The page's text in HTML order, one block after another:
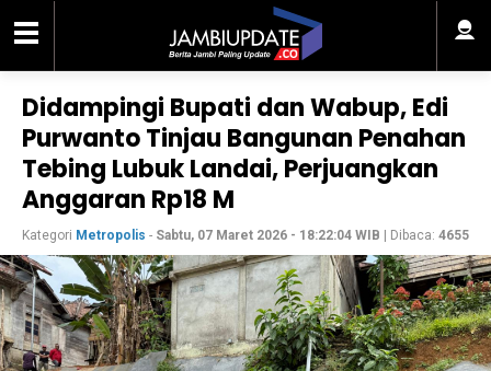
Didampingi Bupati dan Wabup, Edi
Purwanto Tinjau Bangunan Penahan
Tebing Lubuk Landai, Perjuangkan
Anggaran Rp18 M
Kategori Metropolis - Sabtu, 07 Maret 2026 - 18:22:04 WIB | Dibaca: 4655